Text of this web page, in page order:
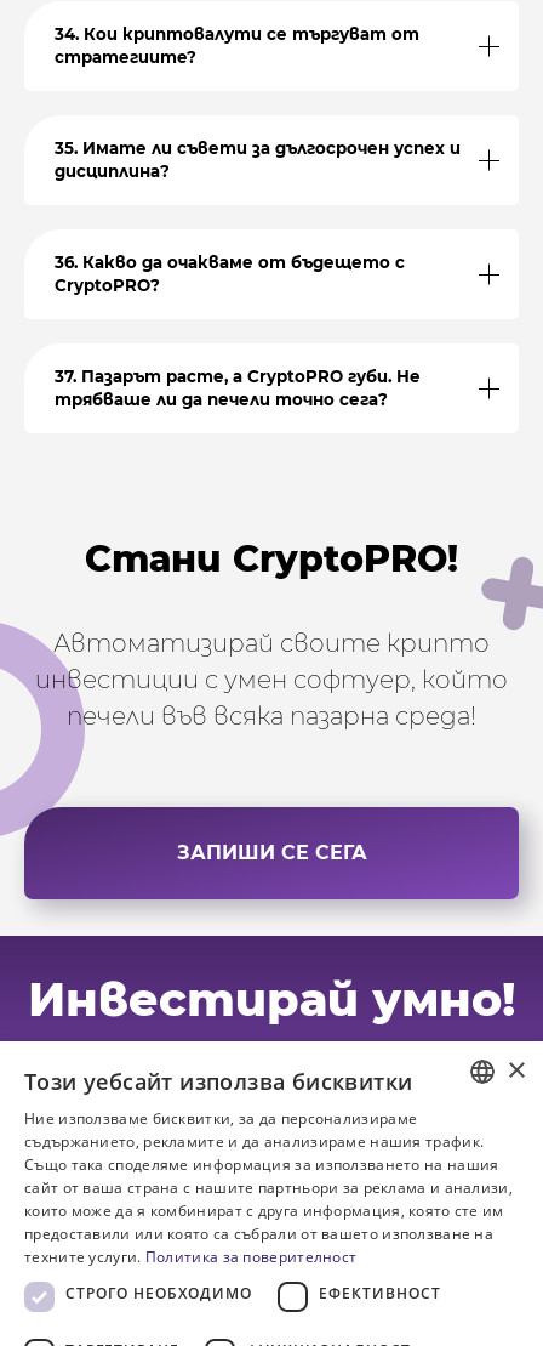
34. Кои криптовалути се търгуват от
стратегиите?
35. Имате ли съвети за дългосрочен успех и
дисциплина?
36. Какво да очакваме от бъдещето с
CryptoPRO?
37. Пазарът расте, а CryptoPRO губи. Не
трябваше ли да печели точно сега?
Стани CryptoPRO!
Автоматизирай своите крипто
инвестиции с умен софтуер, който
печели във всяка пазарна среда!
ЗАПИШИ СЕ СЕГА
Инвестирай умно!
последвай ни
CryptoPRO
089 983 82 62
admin@cryptopro.bg
BULGARIAN
ENGLISH
×
Този уебсайт използва бисквитки
Ние използваме бисквитки, за да персонализираме
съдържанието, рекламите и да анализираме нашия трафик.
Също така споделяме информация за използването на нашия
сайт от ваша страна с нашите партньори за реклама и анализи,
които може да я комбинират с друга информация, която сте им
предоставили или която са събрали от вашето използване на
техните услуги. Политика за поверителност
СТРОГО НЕОБХОДИМО
ЕФЕКТИВНОСТ